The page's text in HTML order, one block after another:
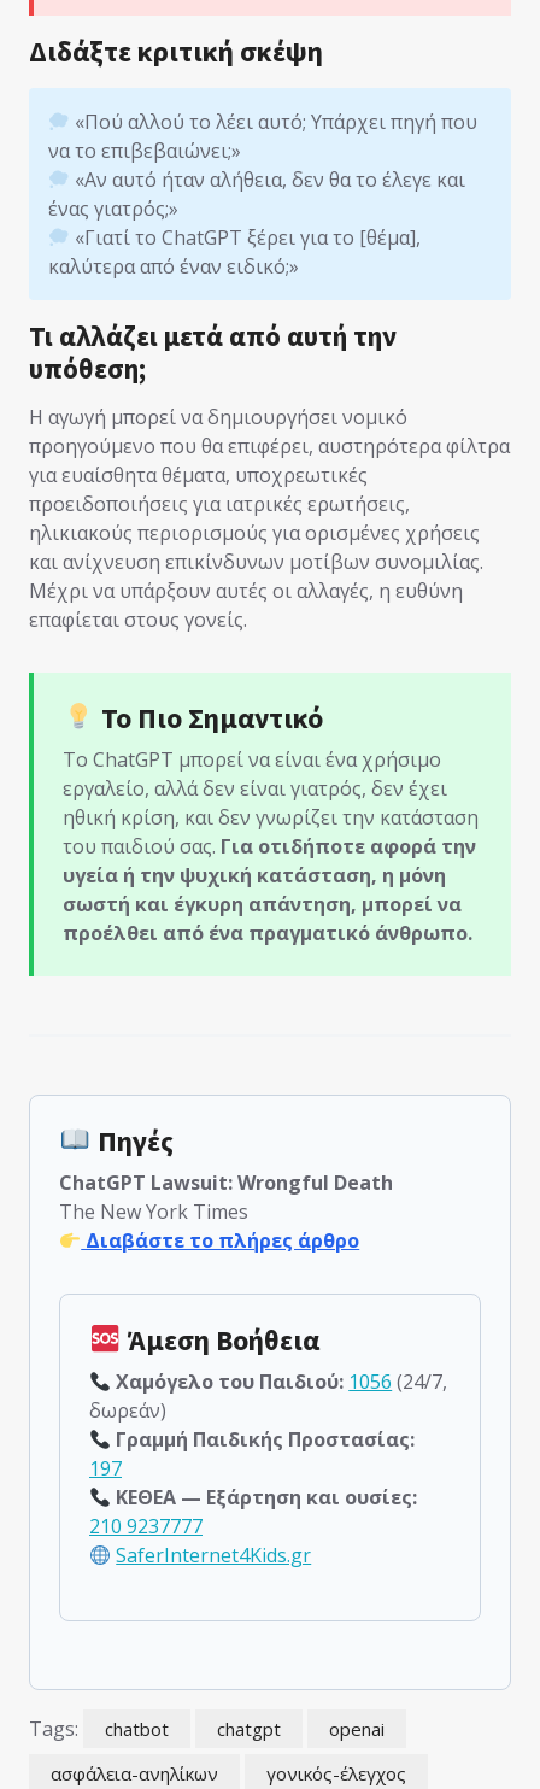
Διδάξτε κριτική σκέψη
«Πού αλλού το λέει αυτό; Υπάρχει πηγή που
να το επιβεβαιώνει;»
«Αν αυτό ήταν αλήθεια, δεν θα το έλεγε και
ένας γιατρός;»
«Γιατί το ChatGPT ξέρει για το [θέμα],
καλύτερα από έναν ειδικό;»
Τι αλλάζει μετά από αυτή την
υπόθεση;
Η αγωγή μπορεί να δημιουργήσει νομικό
προηγούμενο που θα επιφέρει, αυστηρότερα φίλτρα
για ευαίσθητα θέματα, υποχρεωτικές
προειδοποιήσεις για ιατρικές ερωτήσεις,
ηλικιακούς περιορισμούς για ορισμένες χρήσεις
και ανίχνευση επικίνδυνων μοτίβων συνομιλίας.
Μέχρι να υπάρξουν αυτές οι αλλαγές, η ευθύνη
επαφίεται στους γονείς.
Το Πιο Σημαντικό
Το ChatGPT μπορεί να είναι ένα χρήσιμο
εργαλείο, αλλά δεν είναι γιατρός, δεν έχει
ηθική κρίση, και δεν γνωρίζει την κατάσταση
του παιδιού σας. Για οτιδήποτε αφορά την
υγεία ή την ψυχική κατάσταση, η μόνη
σωστή και έγκυρη απάντηση, μπορεί να
προέλθει από ένα πραγματικό άνθρωπο.
Πηγές
ChatGPT Lawsuit: Wrongful Death
The New York Times
Διαβάστε το πλήρες άρθρο
Άμεση Βοήθεια
Χαμόγελο του Παιδιού: 1056 (24/7,
δωρεάν)
Γραμμή Παιδικής Προστασίας:
197
ΚΕΘΕΑ — Εξάρτηση και ουσίες:
210 9237777
SaferInternet4Kids.gr
Tags: chatbot chatgpt
openai
ασφάλεια-ανηλίκων
γονικός-έλεγχος